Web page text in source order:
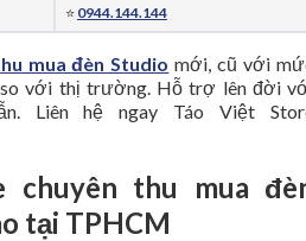
⭐️ 0944.144.144
mua đèn Studio mới, cũ với
so với thị trường. Hỗ trợ lên đời
Liên hệ ngay Táo Việt
chuyên thu mua
tại TPHCM